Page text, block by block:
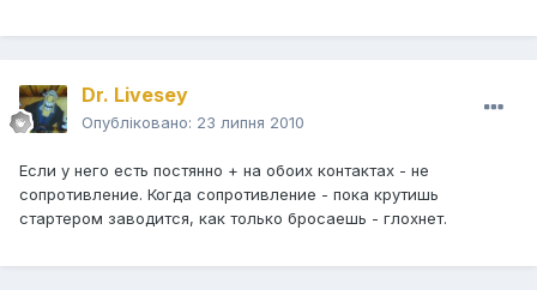
Dr. Livesey
Опубліковано: 23 липня 2010
Если у него есть постянно + на обоих контактах - не
сопротивление. Когда сопротивление - пока крутишь
стартером заводится, как только бросаешь - глохнет.